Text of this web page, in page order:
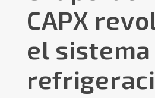
CAPX
el sistema